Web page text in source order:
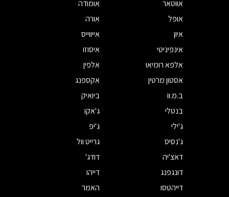
אווטאר
אומודה
אופל
אורה
איון
אייווייס
אינפיניטי
איסוזו
אלפא רומיאו
אלפין
אסטון מרטין
אקספנג
ב.מ.וו
ביואיק
בנטלי
ג'אקו
ג'ילי
ג'יפ
ג'נסיס
גרייט וול
דאצ'יה
דודג'
דונגפנג
דייהו
דייהטסו
האמר